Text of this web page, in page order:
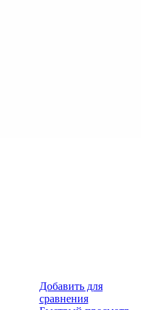
Добавить для
сравнения